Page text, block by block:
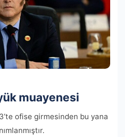
muayenesi
ofise girmesinden bu yana